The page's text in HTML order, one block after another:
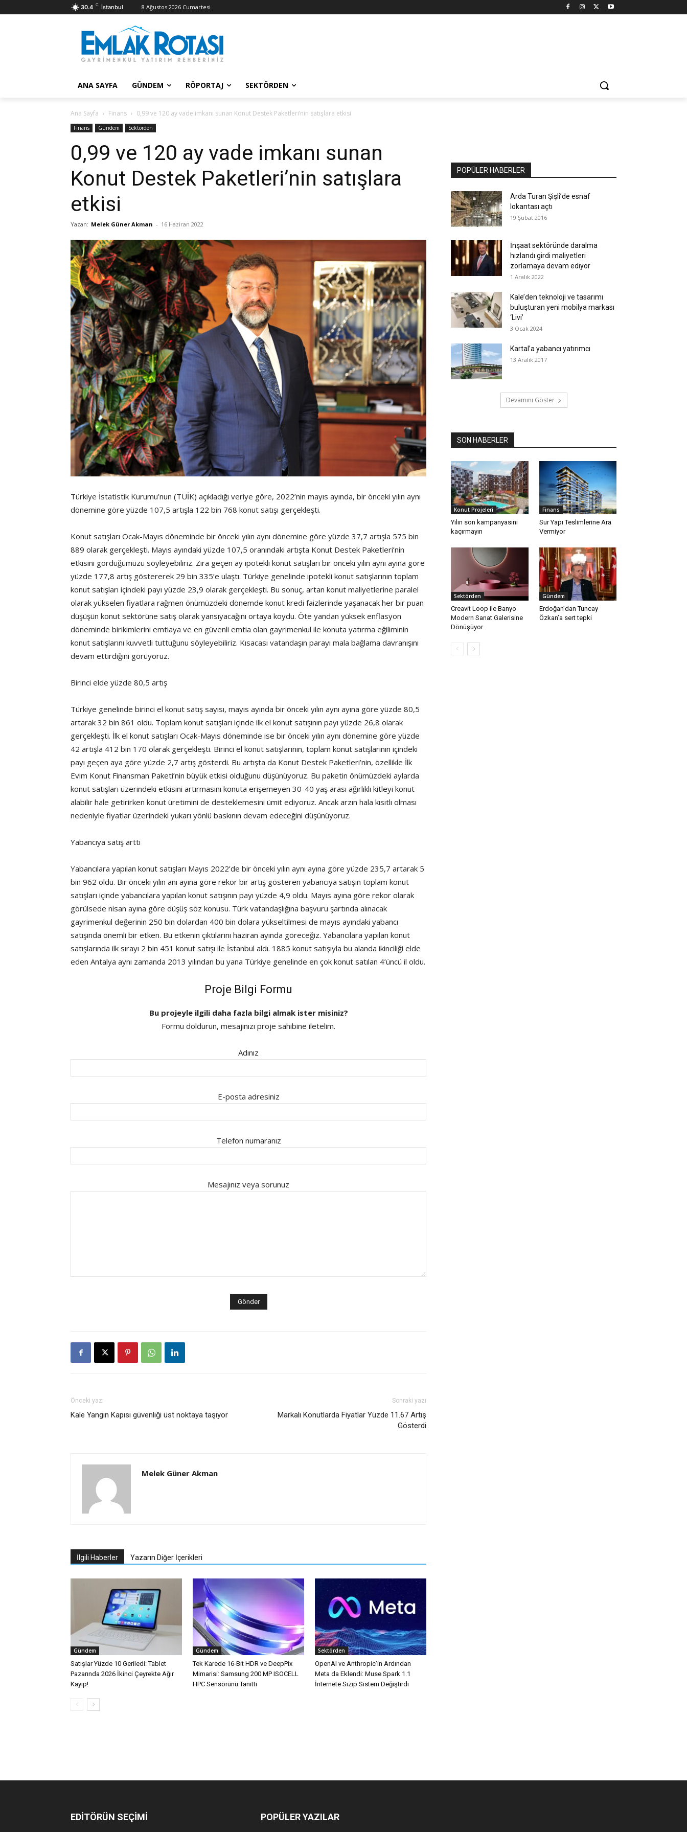
30.4 C İstanbul 8 Ağustos 2026 Cumartesi
ANA SAYFA GÜNDEM RÖPORTAJ SEKTÖRDEN
Ana Sayfa Finans 0,99 ve 120 ay vade imkanı sunan Konut Destek Paketleri’nin satışlara etkisi
Finans Gündem Sektörden
0,99 ve 120 ay vade imkanı sunan
Konut Destek Paketleri’nin satışlara
etkisi
Yazan: Melek Güner Akman - 16 Haziran 2022
Türkiye İstatistik Kurumu’nun (TÜİK) açıkladığı veriye göre, 2022’nin mayıs ayında, bir önceki yılın aynı
dönemine göre yüzde 107,5 artışla 122 bin 768 konut satışı gerçekleşti.
Konut satışları Ocak-Mayıs döneminde bir önceki yılın aynı dönemine göre yüzde 37,7 artışla 575 bin
889 olarak gerçekleşti. Mayıs ayındaki yüzde 107,5 oranındaki artışta Konut Destek Paketleri’nin
etkisini gördüğümüzü söyleyebiliriz. Zira geçen ay ipotekli konut satışları bir önceki yılın aynı ayına göre
yüzde 177,8 artış göstererek 29 bin 335’e ulaştı. Türkiye genelinde ipotekli konut satışlarının toplam
konut satışları içindeki payı yüzde 23,9 olarak gerçekleşti. Bu sonuç, artan konut maliyetlerine paralel
olarak yükselen fiyatlara rağmen önümüzdeki dönemde konut kredi faizlerinde yaşanacak her bir puan
düşüşün konut sektörüne satış olarak yansıyacağını ortaya koydu. Öte yandan yüksek enflasyon
döneminde birikimlerini emtiaya ve en güvenli emtia olan gayrimenkul ile konuta yatırma eğiliminin
konut satışlarını kuvvetli tuttuğunu söyleyebiliriz. Kısacası vatandaşın parayı mala bağlama davranışını
devam ettirdiğini görüyoruz.
Birinci elde yüzde 80,5 artış
Türkiye genelinde birinci el konut satış sayısı, mayıs ayında bir önceki yılın aynı ayına göre yüzde 80,5
artarak 32 bin 861 oldu. Toplam konut satışları içinde ilk el konut satışının payı yüzde 26,8 olarak
gerçekleşti. İlk el konut satışları Ocak-Mayıs döneminde ise bir önceki yılın aynı dönemine göre yüzde
42 artışla 412 bin 170 olarak gerçekleşti. Birinci el konut satışlarının, toplam konut satışlarının içindeki
payı geçen aya göre yüzde 2,7 artış gösterdi. Bu artışta da Konut Destek Paketleri’nin, özellikle İlk
Evim Konut Finansman Paketi’nin büyük etkisi olduğunu düşünüyoruz. Bu paketin önümüzdeki aylarda
konut satışları üzerindeki etkisini artırmasını konuta erişemeyen 30-40 yaş arası ağırlıklı kitleyi konut
alabilir hale getirirken konut üretimini de desteklemesini ümit ediyoruz. Ancak arzın hala kısıtlı olması
nedeniyle fiyatlar üzerindeki yukarı yönlü baskının devam edeceğini düşünüyoruz.
Yabancıya satış arttı
Yabancılara yapılan konut satışları Mayıs 2022’de bir önceki yılın aynı ayına göre yüzde 235,7 artarak 5
bin 962 oldu. Bir önceki yılın anı ayına göre rekor bir artış gösteren yabancıya satışın toplam konut
satışları içinde yabancılara yapılan konut satışının payı yüzde 4,9 oldu. Mayıs ayına göre rekor olarak
görülsede nisan ayına göre düşüş söz konusu. Türk vatandaşlığına başvuru şartında alınacak
gayrimenkul değerinin 250 bin dolardan 400 bin dolara yükseltilmesi de mayıs ayındaki yabancı
satışında önemli bir etken. Bu etkenin çıktılarını haziran ayında göreceğiz. Yabancılara yapılan konut
satışlarında ilk sırayı 2 bin 451 konut satışı ile İstanbul aldı. 1885 konut satışıyla bu alanda ikinciliği elde
eden Antalya aynı zamanda 2013 yılından bu yana Türkiye genelinde en çok konut satılan 4’üncü il oldu.
Proje Bilgi Formu
Bu projeyle ilgili daha fazla bilgi almak ister misiniz?
Formu doldurun, mesajınızı proje sahibine iletelim.
Adınız
E-posta adresiniz
Telefon numaranız
Mesajınız veya sorunuz
Önceki yazı
Kale Yangın Kapısı güvenliği üst noktaya taşıyor
Sonraki yazı
Markalı Konutlarda Fiyatlar Yüzde 11.67 Artış
Gösterdi
Melek Güner Akman
İlgili Haberler Yazarın Diğer İçerikleri
Gündem
Satışlar Yüzde 10 Geriledi: Tablet
Pazarında 2026 İkinci Çeyrekte Ağır
Kayıp!
Gündem
Tek Karede 16-Bit HDR ve DeepPix
Mimarisi: Samsung 200 MP ISOCELL
HPC Sensörünü Tanıttı
Sektörden
OpenAI ve Anthropic’in Ardından
Meta da Eklendi: Muse Spark 1.1
İnternete Sızıp Sistem Değiştirdi
POPÜLER HABERLER
Arda Turan Şişli’de esnaf
lokantası açtı
19 Şubat 2016
İnşaat sektöründe daralma
hızlandı girdi maliyetleri
zorlamaya devam ediyor
1 Aralık 2022
Kale’den teknoloji ve tasarımı
buluşturan yeni mobilya markası
‘Livi’
3 Ocak 2024
Kartal’a yabancı yatırımcı
13 Aralık 2017
Devamını Göster
SON HABERLER
Konut Projeleri
Yılın son kampanyasını
kaçırmayın
Finans
Sur Yapı Teslimlerine Ara
Vermiyor
Sektörden
Creavit Loop ile Banyo
Modern Sanat Galerisine
Dönüşüyor
Gündem
Erdoğan’dan Tuncay
Özkan’a sert tepki
EDİTÖRÜN SEÇİMİ POPÜLER YAZILAR